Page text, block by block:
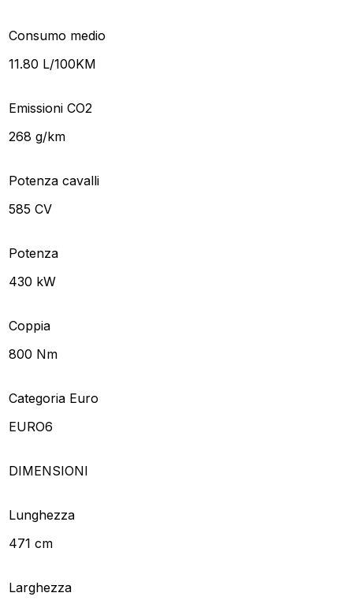
Consumo medio
11.80 L/100KM
Emissioni CO2
268 g/km
Potenza cavalli
585 CV
Potenza
430 kW
Coppia
800 Nm
Categoria Euro
EURO6
DIMENSIONI
Lunghezza
471 cm
Larghezza